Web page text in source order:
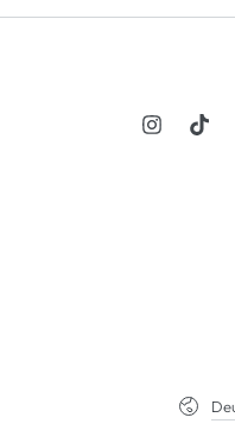
Instagram